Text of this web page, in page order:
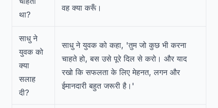
था?
वह क्या करूँ।
साधु ने
युवक को
क्या
सलाह
दी?
साधु ने युवक को कहा, 'तुम जो कुछ भी करना
चाहते हो, बस उसे पूरे दिल से करो। और याद
रखो कि सफलता के लिए मेहनत, लगन और
ईमानदारी बहुत जरूरी है।'